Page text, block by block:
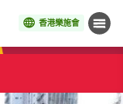
香港樂施會 目錄